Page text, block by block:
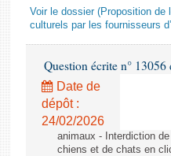
Voir le dossier (Proposition de
culturels par les fournisseurs
Question écrite n°
Date de
dépôt :
24/02/2026
animaux - Interdiction
chiens et de chats en